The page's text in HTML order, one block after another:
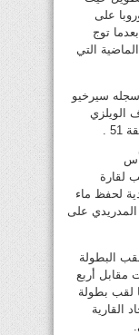
على
توج
التي
سيرخيو
الدقيقة 37 وأضاف الويلزي
.
لقارة
لحفظ ماء
على
البطولة
مقابل أربع
لقب بطولة
القارية